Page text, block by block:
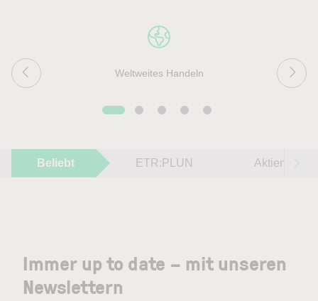
Weltweites Handeln
Beliebt ETR:PLUN Aktien im
Immer up to date – mit unseren
Newslettern